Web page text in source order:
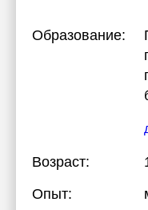
Образование:
Возраст:
Опыт: